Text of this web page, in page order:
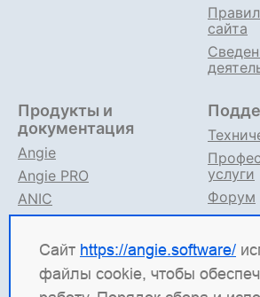
Сайт https://angie.software/
файлы cookie, чтобы
сайта
Продукты и
документация
Angie
Angie PRO
ANIC
Angie ADC
Документация
услуги
Форум
Angie Software(ООО "Веб-